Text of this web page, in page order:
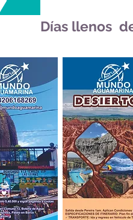
Días llenos